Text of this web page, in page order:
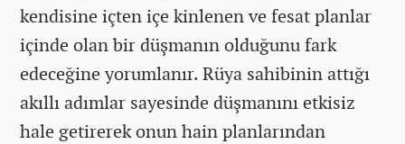
kendisine içten içe kinlenen ve fesat planlar
içinde olan bir düşmanın olduğunu fark
edeceğine yorumlanır. Rüya sahibinin attığı
akıllı adımlar sayesinde düşmanını etkisiz
hale getirerek onun hain planlarından